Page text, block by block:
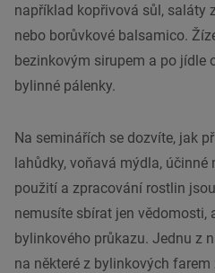
například kopřivová sůl, saláty
nebo borůvkové balsamico.
bezinkovým sirupem a po jídle
bylinné pálenky.
Na seminářích se dozvíte, jak
lahůdky, voňavá mýdla,
použití a zpracování rostlin
nemusíte sbírat jen vědomosti,
bylinkového průkazu. Jednu z
na některé z bylinkových